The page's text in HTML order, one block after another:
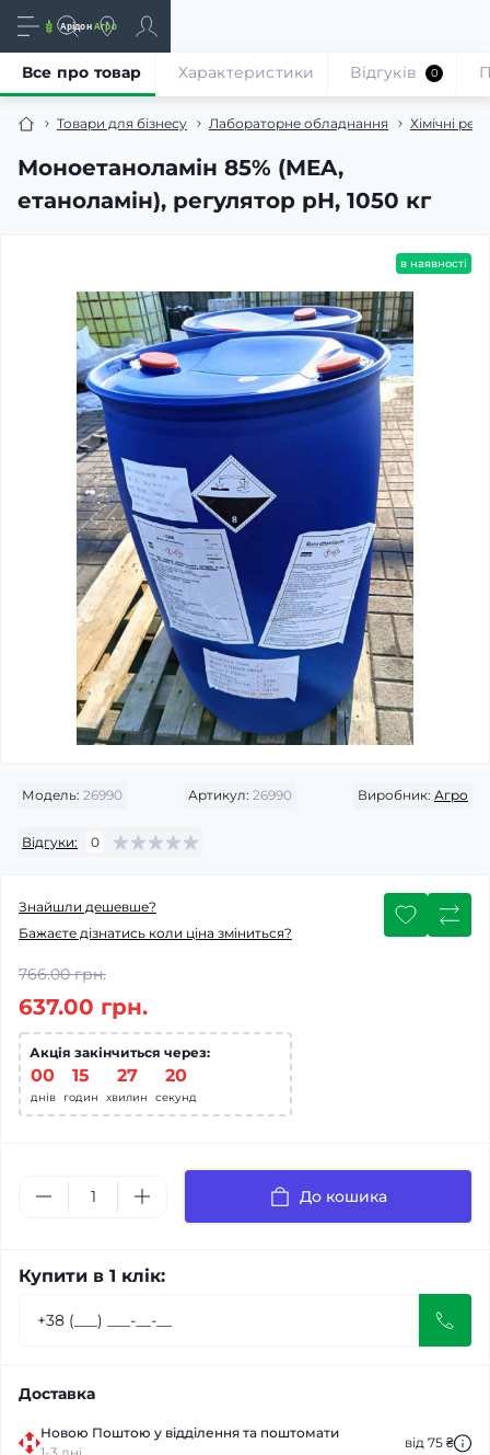
Товари для бізнесу Лабораторне обладнання Хімічні
Моноетаноламін 85% (MEA,
етаноламін), регулятор pH, 1050 кг
Все про товар Характеристики Відгуків 0
в наявності
Модель: 26990 Артикул: 26990 Виробник: Агро
Відгуки: 0
Знайшли дешевше?
Бажаєте дізнатись коли ціна зміниться?
766.00 грн.
637.00 грн.
Акція закінчиться через:
00
днів
15
годин
27
хвилин
20
секунд
До кошика
Купити в 1 клік:
Доставка
Новою Поштою у відділення та поштомати
від 75 ₴